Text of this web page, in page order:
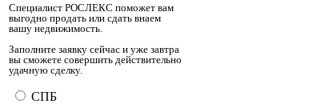
Специалист РОСЛЕКС поможет вам
выгодно продать или сдать внаем
вашу недвижимость.
Заполните заявку сейчас и уже завтра
вы сможете совершить действительно
удачную сделку.
СПБ